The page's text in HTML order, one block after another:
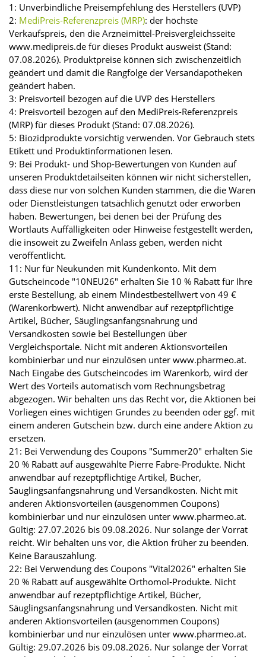
1: Unverbindliche Preisempfehlung des Herstellers (UVP)
2: MediPreis-Referenzpreis (MRP): der höchste
Verkaufspreis, den die Arzneimittel-Preisvergleichsseite
www.medipreis.de für dieses Produkt ausweist (Stand:
07.08.2026). Produktpreise können sich zwischenzeitlich
geändert und damit die Rangfolge der Versandapotheken
geändert haben.
3: Preisvorteil bezogen auf die UVP des Herstellers
4: Preisvorteil bezogen auf den MediPreis-Referenzpreis
(MRP) für dieses Produkt (Stand: 07.08.2026).
5: Biozidprodukte vorsichtig verwenden. Vor Gebrauch stets
Etikett und Produktinformationen lesen.
9: Bei Produkt- und Shop-Bewertungen von Kunden auf
unseren Produktdetailseiten können wir nicht sicherstellen,
dass diese nur von solchen Kunden stammen, die die Waren
oder Dienstleistungen tatsächlich genutzt oder erworben
haben. Bewertungen, bei denen bei der Prüfung des
Wortlauts Auffälligkeiten oder Hinweise festgestellt werden,
die insoweit zu Zweifeln Anlass geben, werden nicht
veröffentlicht.
11: Nur für Neukunden mit Kundenkonto. Mit dem
Gutscheincode "10NEU26" erhalten Sie 10 % Rabatt für Ihre
erste Bestellung, ab einem Mindestbestellwert von 49 €
(Warenkorbwert). Nicht anwendbar auf rezeptpflichtige
Artikel, Bücher, Säuglingsanfangsnahrung und
Versandkosten sowie bei Bestellungen über
Vergleichsportale. Nicht mit anderen Aktionsvorteilen
kombinierbar und nur einzulösen unter www.pharmeo.at.
Nach Eingabe des Gutscheincodes im Warenkorb, wird der
Wert des Vorteils automatisch vom Rechnungsbetrag
abgezogen. Wir behalten uns das Recht vor, die Aktionen bei
Vorliegen eines wichtigen Grundes zu beenden oder ggf. mit
einem anderen Gutschein bzw. durch eine andere Aktion zu
ersetzen.
21: Bei Verwendung des Coupons "Summer20" erhalten Sie
20 % Rabatt auf ausgewählte Pierre Fabre-Produkte. Nicht
anwendbar auf rezeptpflichtige Artikel, Bücher,
Säuglingsanfangsnahrung und Versandkosten. Nicht mit
anderen Aktionsvorteilen (ausgenommen Coupons)
kombinierbar und nur einzulösen unter www.pharmeo.at.
Gültig: 27.07.2026 bis 09.08.2026. Nur solange der Vorrat
reicht. Wir behalten uns vor, die Aktion früher zu beenden.
Keine Barauszahlung.
22: Bei Verwendung des Coupons "Vital2026" erhalten Sie
20 % Rabatt auf ausgewählte Orthomol-Produkte. Nicht
anwendbar auf rezeptpflichtige Artikel, Bücher,
Säuglingsanfangsnahrung und Versandkosten. Nicht mit
anderen Aktionsvorteilen (ausgenommen Coupons)
kombinierbar und nur einzulösen unter www.pharmeo.at.
Gültig: 29.07.2026 bis 09.08.2026. Nur solange der Vorrat